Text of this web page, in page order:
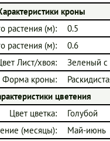
кроны
растения (м):
0.5
растения (м):
0.6
Лист/хвоя:
Зеленый
Форма кроны:
цветения
Цвет цветка:
Голубой
(месяцы):
Май-июнь